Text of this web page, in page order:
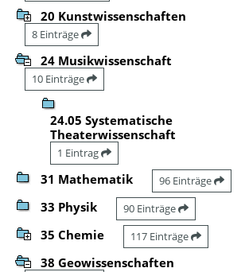
20 Kunstwissenschaften
8 Einträge
24 Musikwissenschaft
10 Einträge
24.05 Systematische
Theaterwissenschaft
1 Eintrag
31 Mathematik 96 Einträge
33 Physik 90 Einträge
35 Chemie 117 Einträge
38 Geowissenschaften